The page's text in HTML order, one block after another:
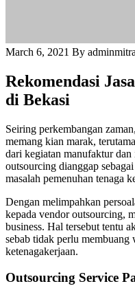
March 6, 2021 By
Rekomendasi
di Bekasi
Seiring perkembangan
memang kian marak,
dari kegiatan manufaktur
outsourcing dianggap
masalah pemenuhan tenaga
Dengan melimpahkan
kepada vendor outsourcing,
business. Hal tersebut tentu
sebab tidak perlu membuang
ketenagakerjaan.
Outsourcing Service